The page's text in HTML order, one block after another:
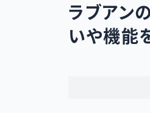
ラブアン
いや機能